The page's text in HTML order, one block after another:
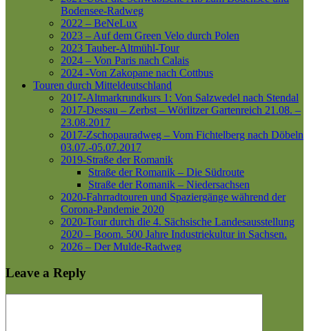
Bodensee-Radweg
2022 – BeNeLux
2023 – Auf dem Green Velo durch Polen
2023 Tauber-Altmühl-Tour
2024 – Von Paris nach Calais
2024 -Von Zakopane nach Cottbus
Touren durch Mitteldeutschland
2017-Altmarkrundkurs 1: Von Salzwedel nach Stendal
2017-Dessau – Zerbst – Wörlitzer Gartenreich 21.08. –
23.08.2017
2017-Zschopauradweg – Vom Fichtelberg nach Döbeln
03.07.-05.07.2017
2019-Straße der Romanik
Straße der Romanik – Die Südroute
Straße der Romanik – Niedersachsen
2020-Fahrradtouren und Spaziergänge während der
Corona-Pandemie 2020
2020-Tour durch die 4. Sächsische Landesausstellung
2020 – Boom. 500 Jahre Industriekultur in Sachsen.
2026 – Der Mulde-Radweg
Leave a Reply